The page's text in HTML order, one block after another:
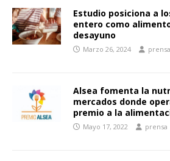
Estudio posiciona a
entero como
desayuno
Marzo 26, 2024 prensa
Alsea fomenta la
mercados donde
premio a la
Mayo 17, 2022 prensa